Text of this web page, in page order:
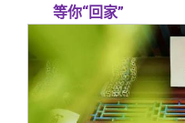
等你“回家”